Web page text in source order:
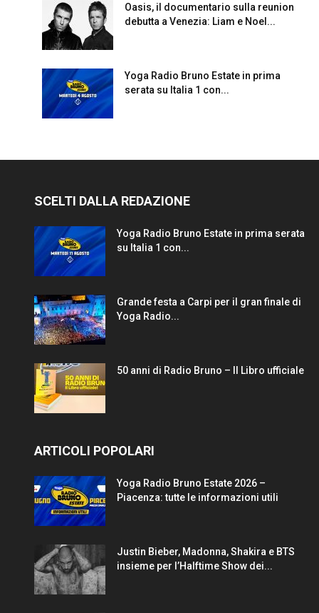
Oasis, il documentario sulla reunion
debutta a Venezia: Liam e Noel...
Yoga Radio Bruno Estate in prima
serata su Italia 1 con...
SCELTI DALLA REDAZIONE
Yoga Radio Bruno Estate in prima serata
su Italia 1 con...
Grande festa a Carpi per il gran finale di
Yoga Radio...
50 anni di Radio Bruno – Il Libro ufficiale
ARTICOLI POPOLARI
Yoga Radio Bruno Estate 2026 –
Piacenza: tutte le informazioni utili
Justin Bieber, Madonna, Shakira e BTS
insieme per l’Halftime Show dei...